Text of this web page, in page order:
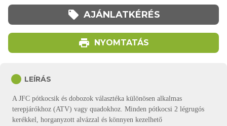
local_offer AJÁNLATKÉRÉS
print NYOMTATÁS
circle LEÍRÁS
A JFC pótkocsik és dobozok választéka különösen alkalmas
terepjárókhoz (ATV) vagy quadokhoz. Minden pótkocsi 2 légrugós
kerékkel, horganyzott alvázzal és könnyen kezelhető